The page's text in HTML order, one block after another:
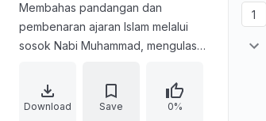
Membahas pandangan dan
pembenaran ajaran Islam melalui
sosok Nabi Muhammad, mengulas
nonmuslim terhadap Islam, serta
menanggapi tuduhan dan
Download Save 0%